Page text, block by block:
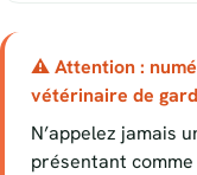
⚠ Attention :
vétérinaire de
N’appelez jamais
présentant